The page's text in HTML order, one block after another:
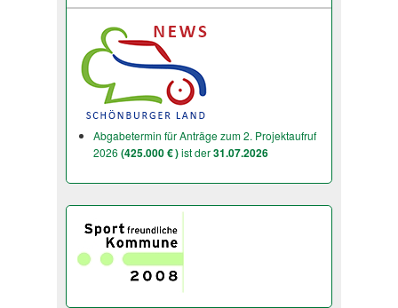
Abgabetermin für Anträge zum 2. Projektaufruf
2026 (425.000 € )ist der31.07.2026